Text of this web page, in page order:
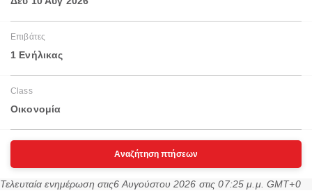
Επιβάτες
1 Ενήλικας
Class
Οικονομία
Αναζήτηση πτήσεων
Τελευταία ενημέρωση στις6 Αυγούστου 2026 στις 07:25 μ.μ. GMT+0